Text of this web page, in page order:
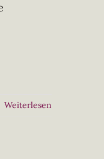
Weiterlesen